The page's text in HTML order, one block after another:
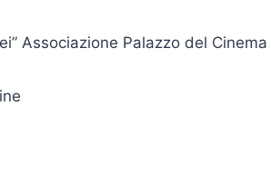
Associazione Palazzo del